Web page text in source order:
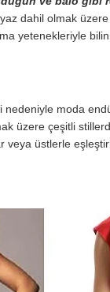
dahil olmak
yetenekleriyle
moda
üzere çeşitli
veya üstlerle